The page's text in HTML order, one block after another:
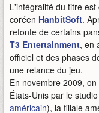
L'intégralité du titre
coréen HanbitSoft.
refonte de certains
T3 Entertainment, en
officiel et des phases
une relance du jeu.
En novembre 2009,
États-Unis par le studio
américain), la filiale